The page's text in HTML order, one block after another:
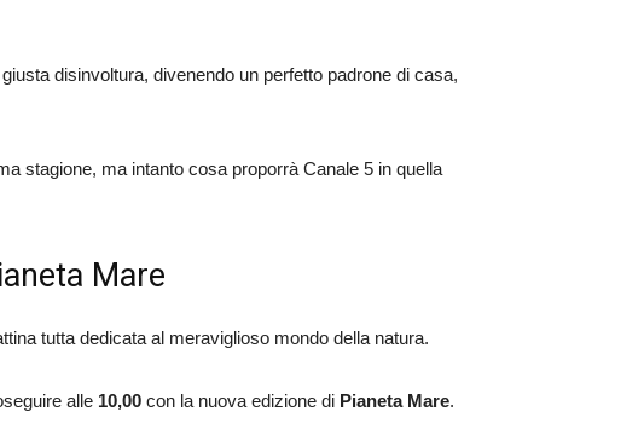
disinvoltura, divenendo un perfetto padrone di casa,
stagione, ma intanto cosa proporrà Canale 5 in quella
Mare
tutta dedicata al meraviglioso mondo della natura.
alle 10,00 con la nuova edizione di Pianeta Mare.